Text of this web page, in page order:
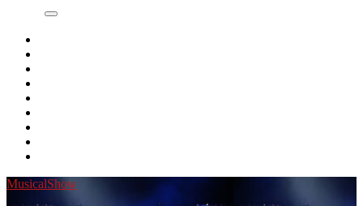
MusicalShow